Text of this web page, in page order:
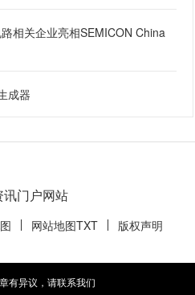
相关企业亮相SEMICON China
成器
门户网站
网站地图TXT 版权声明
有异议，请联系我们